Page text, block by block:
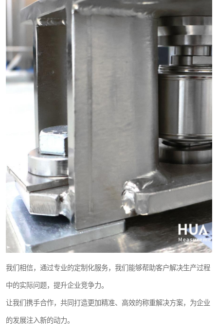
我们相信，通过专业的定制化服务，我们能够帮助客户解决生产过程
中的实际问题，提升企业竞争力。
让我们携手合作，共同打造更加精准、高效的称重解决方案，为企业
的发展注入新的动力。